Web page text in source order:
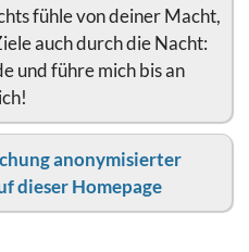
fühle von deiner Macht,
auch durch die Nacht:
und führe mich bis an
anonymisierter
dieser Homepage